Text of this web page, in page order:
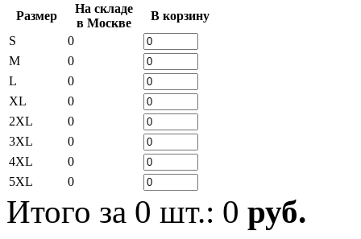
Размер
На складе
в Москве
В корзину
S
0
M
0
L
0
XL
0
2XL
0
3XL
0
4XL
0
5XL
0
Итого за 0 шт.: 0 руб.